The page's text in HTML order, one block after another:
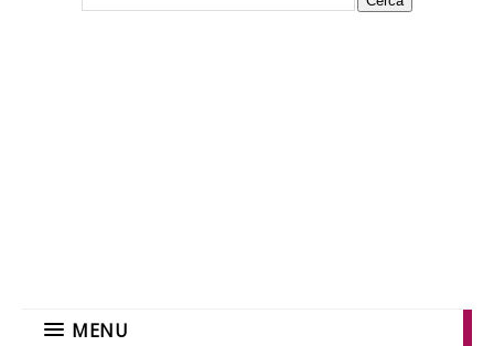
MENU